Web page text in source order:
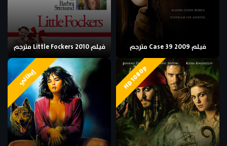
فيلم Case 39 2009 مترجم فيلم Little Fockers 2010 مترجم
HD 1080p إيطالي